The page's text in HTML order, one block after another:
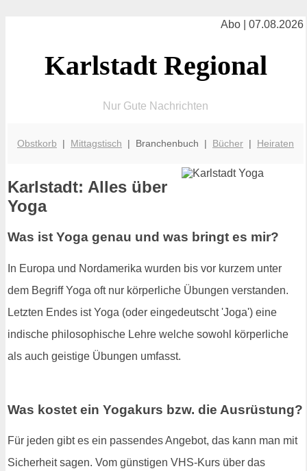
Abo | 07.08.2026
Karlstadt Regional
Nur Gute Nachrichten
Obstkorb | Mittagstisch | Branchenbuch | Bücher | Heiraten
Karlstadt: Alles über
Yoga
Was ist Yoga genau und was bringt es mir?
In Europa und Nordamerika wurden bis vor kurzem unter
dem Begriff Yoga oft nur körperliche Übungen verstanden.
Letzten Endes ist Yoga (oder eingedeutscht 'Joga') eine
indische philosophische Lehre welche sowohl körperliche
als auch geistige Übungen umfasst.
Was kostet ein Yogakurs bzw. die Ausrüstung?
Für jeden gibt es ein passendes Angebot, das kann man mit
Sicherheit sagen. Vom günstigen VHS-Kurs über das